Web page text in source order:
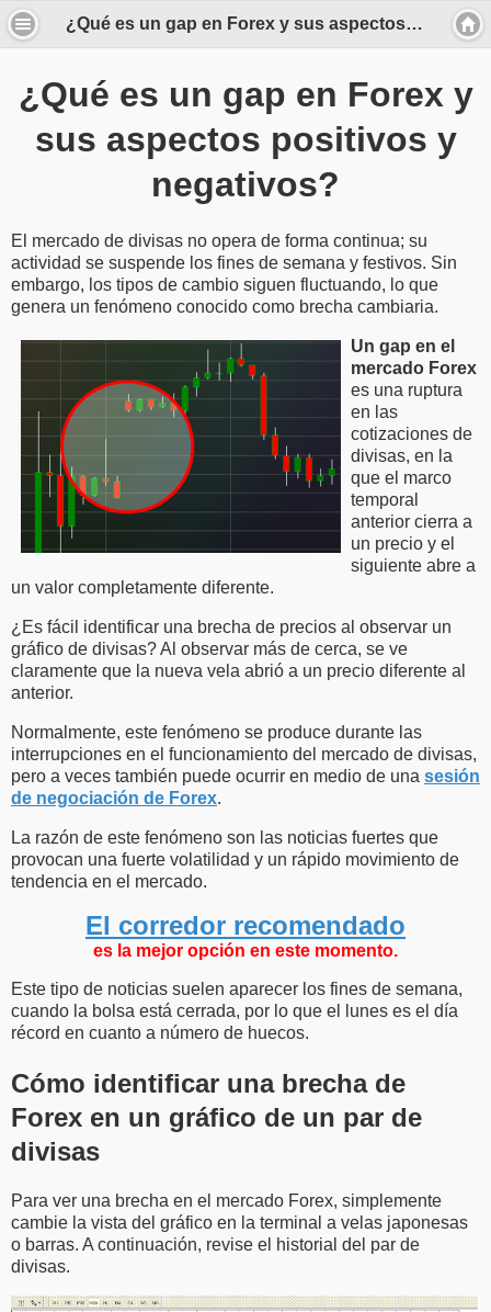
¿Qué es un gap en Forex y sus aspectos positivos y negativos?
¿Qué es un gap en Forex y
sus aspectos positivos y
negativos?
El mercado de divisas no opera de forma continua; su
actividad se suspende los fines de semana y festivos. Sin
embargo, los tipos de cambio siguen fluctuando, lo que
genera un fenómeno conocido como brecha cambiaria.
Un gap en el
mercado Forex
es una ruptura
en las
cotizaciones de
divisas, en la
que el marco
temporal
anterior cierra a
un precio y el
siguiente abre a
un valor completamente diferente.
¿Es fácil identificar una brecha de precios al observar un
gráfico de divisas? Al observar más de cerca, se ve
claramente que la nueva vela abrió a un precio diferente al
anterior.
Normalmente, este fenómeno se produce durante las
interrupciones en el funcionamiento del mercado de divisas,
pero a veces también puede ocurrir en medio de una sesión
de negociación de Forex.
La razón de este fenómeno son las noticias fuertes que
provocan una fuerte volatilidad y un rápido movimiento de
tendencia en el mercado.
El corredor recomendado
es la mejor opción en este momento.
Este tipo de noticias suelen aparecer los fines de semana,
cuando la bolsa está cerrada, por lo que el lunes es el día
récord en cuanto a número de huecos.
Cómo identificar una brecha de
Forex en un gráfico de un par de
divisas
Para ver una brecha en el mercado Forex, simplemente
cambie la vista del gráfico en la terminal a velas japonesas
o barras. A continuación, revise el historial del par de
divisas.